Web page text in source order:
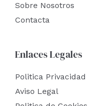
Sobre Nosotros
Contacta
Enlaces Legales
Politica Privacidad
Aviso Legal